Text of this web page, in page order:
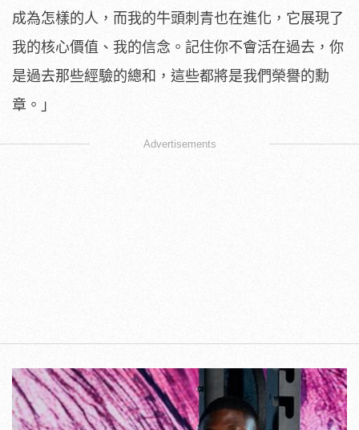
成為怎樣的人，而我的牛頭刺青也在進化，它展現了
我的核心價值、我的信念。記住你不會活在過去，你
是過去那些經驗的總和，這些都將是我們榮譽的勳
章。」
Advertisements